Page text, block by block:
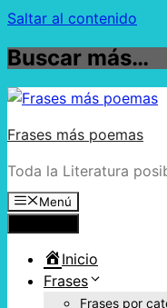
Saltar al contenido
Buscar más…
Frases más poemas
Toda la Literatura
Menú
Inicio
Frases
Frases por